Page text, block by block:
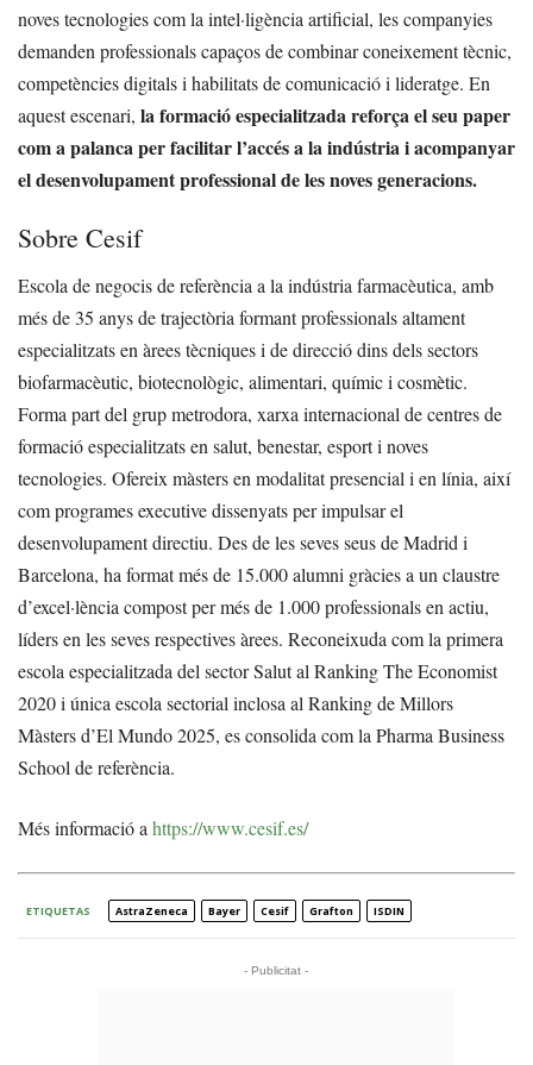
noves tecnologies com la intel·ligència artificial, les companyies
demanden professionals capaços de combinar coneixement tècnic,
competències digitals i habilitats de comunicació i lideratge. En
aquest escenari, la formació especialitzada reforça el seu paper
com a palanca per facilitar l’accés a la indústria i acompanyar
el desenvolupament professional de les noves generacions.
Sobre Cesif
Escola de negocis de referència a la indústria farmacèutica, amb
més de 35 anys de trajectòria formant professionals altament
especialitzats en àrees tècniques i de direcció dins dels sectors
biofarmacèutic, biotecnològic, alimentari, químic i cosmètic.
Forma part del grup metrodora, xarxa internacional de centres de
formació especialitzats en salut, benestar, esport i noves
tecnologies. Ofereix màsters en modalitat presencial i en línia, així
com programes executive dissenyats per impulsar el
desenvolupament directiu. Des de les seves seus de Madrid i
Barcelona, ha format més de 15.000 alumni gràcies a un claustre
d’excel·lència compost per més de 1.000 professionals en actiu,
líders en les seves respectives àrees. Reconeixuda com la primera
escola especialitzada del sector Salut al Ranking The Economist
2020 i única escola sectorial inclosa al Ranking de Millors
Màsters d’El Mundo 2025, es consolida com la Pharma Business
School de referència.
Més informació a https://www.cesif.es/
ETIQUETAS AstraZeneca Bayer Cesif Grafton ISDIN
- Publicitat -